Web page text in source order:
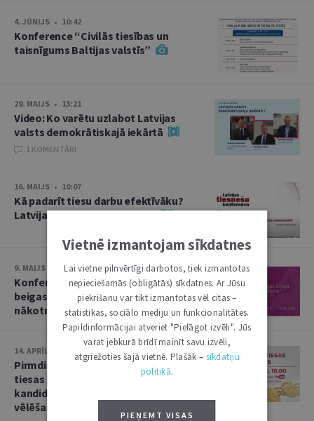
4. JŪNIJS • 10:42
Konference “Civilās tiesības un
taisnīgums Baltijas valstīs”
29. MAIJS • 13:21
Video: Ko varētu uzlabot Latvijas
valsts demokrātiskajā iekārtā
1 KOMENTĀRI
16. MAIJS • 10:07
Kā padarīt tiesu darbu efektīvāku?
Latvijas tiesnešu konference
9. MAIJS • 13:50
Konference “Otrā pasaules kara
beigas Eiropā un Baltija: nolaupītā
nākotne”
14. APRĪLIS • 10:13
Pirmdien plēnumā – Augstākās
tiesas priekšsēdētāja amata
kandidāta izvirzīšana un divas
vēlēšanas
Vietnē izmantojam sīkdatnes
Lai vietne pilnvērtīgi darbotos, tiek izmantotas
nepieciešamās (obligātās) sīkdatnes. Ar Jūsu
piekrišanu var tikt izmantotas vēl citas –
statistikas, sociālo mediju un funkcionalitātes.
Papildinformācijai atveriet "Pielāgot izvēli". Jūs
varat jebkurā brīdī mainīt savu izvēli,
atgriežoties šajā vietnē. Plašāk – sīkdatņu
politikā.
PIEŅEMT VISAS